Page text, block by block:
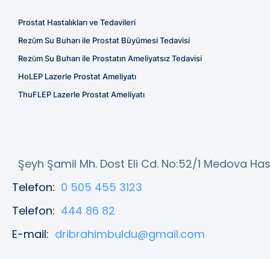
Prostat Hastalıkları ve Tedavileri
Rezūm Su Buharı ile Prostat Büyümesi Tedavisi
Rezūm Su Buharı ile Prostatın Ameliyatsız Tedavisi
HoLEP Lazerle Prostat Ameliyatı
ThuFLEP Lazerle Prostat Ameliyatı
Şeyh Şamil Mh. Dost Eli Cd. No:52/1 Medova
Telefon: 0 505 455 3123
Telefon: 444 86 82
E-mail: dribrahimbuldu@gmail.com